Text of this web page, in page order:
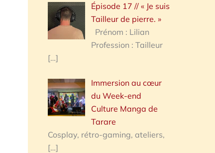
Épisode 17 // « Je suis
Tailleur de pierre. »
Prénom : Lilian
Profession : Tailleur
[…]
Immersion au cœur
du Week-end
Culture Manga de
Tarare
Cosplay, rétro-gaming, ateliers,
[…]